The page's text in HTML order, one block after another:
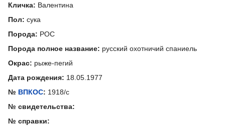
Кличка: Валентина
Пол: сука
Порода: РОС
Порода полное название: русский охотничий спаниель
Окрас: рыже-пегий
Дата рождения: 18.05.1977
№ ВПКОС: 1918/с
№ свидетельства:
№ справки: